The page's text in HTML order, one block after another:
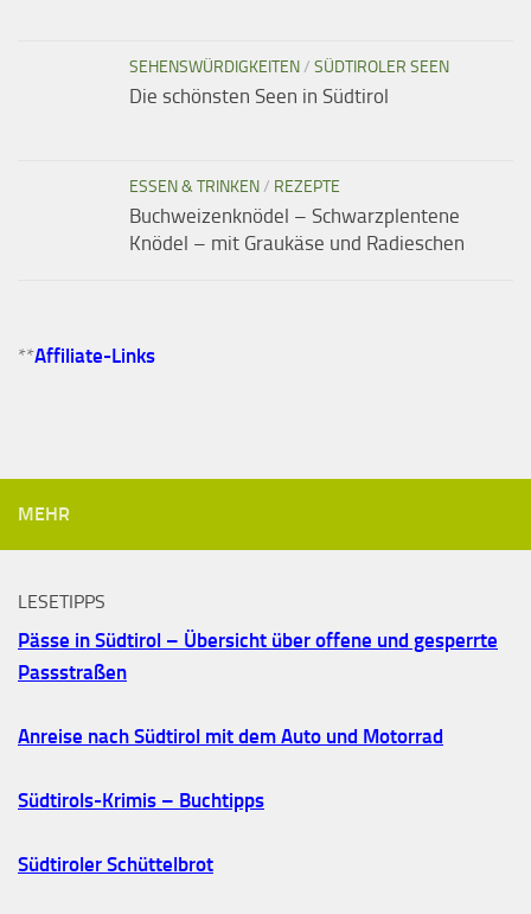
SEHENSWÜRDIGKEITEN/ SÜDTIROLER SEEN
Die schönsten Seen in Südtirol
ESSEN & TRINKEN/ REZEPTE
Buchweizenknödel – Schwarzplentene
Knödel – mit Graukäse und Radieschen
**Affiliate-Links
MEHR
LESETIPPS
Pässe in Südtirol – Übersicht über offene und gesperrte
Passstraßen
Anreise nach Südtirol mit dem Auto und Motorrad
Südtirols-Krimis – Buchtipps
Südtiroler Schüttelbrot